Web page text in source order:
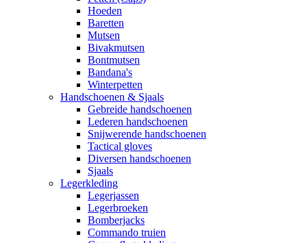
Hoeden
Baretten
Mutsen
Bivakmutsen
Bontmutsen
Bandana's
Winterpetten
Handschoenen & Sjaals
Gebreide handschoenen
Lederen handschoenen
Snijwerende handschoenen
Tactical gloves
Diversen handschoenen
Sjaals
Legerkleding
Legerjassen
Legerbroeken
Bomberjacks
Commando truien